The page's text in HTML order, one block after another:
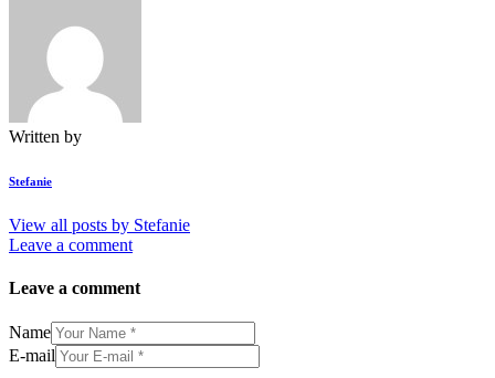
Written by
Stefanie
View all posts by Stefanie
Leave a comment
Leave a comment
Name
E-mail